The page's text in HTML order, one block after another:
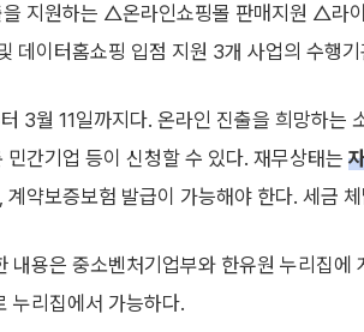
지원하는 △온라인쇼핑몰 판매지원 △라
데이터홈쇼핑 입점 지원 3개 사업의 수행기
3월 11일까지다. 온라인 진출을 희망하는
민간기업 등이 신청할 수 있다. 재무상태는
계약보증보험 발급이 가능해야 한다. 세금
내용은 중소벤처기업부와 한유원 누리집
누리집에서 가능하다.